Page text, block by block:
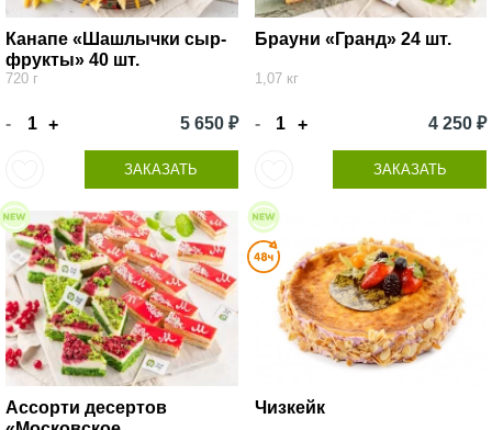
Канапе «Шашлычки сыр-
фрукты» 40 шт.
720 г
- + 5 650 ₽
ЗАКАЗАТЬ
Брауни «Гранд» 24 шт.
1,07 кг
- + 4 250 ₽
ЗАКАЗАТЬ
Ассорти десертов
Чизкейк